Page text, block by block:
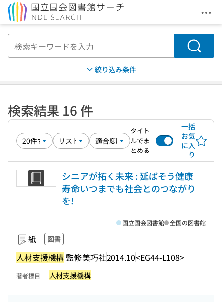
メ
検索
絞り込み条件
検索結果 16 件
タイト
ルでま
とめる
一括
お気
に入
り
シニアが拓く未来 : 延ばそう健康
寿命いつまでも社会とのつながり
を!
紙 図書
人材支援機構 監修美巧社2014.10<EG44-L108>
国立国会図書館 全国の図書館
著者標目 人材支援機構